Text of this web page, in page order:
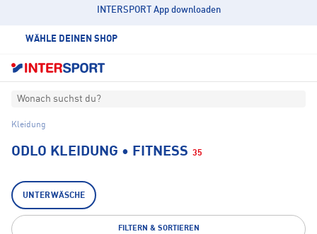
INTERSPORT App downloaden
WÄHLE DEINEN SHOP
Wonach suchst du?
Kleidung
ODLO KLEIDUNG • FITNESS 35
UNTERWÄSCHE
FILTERN & SORTIEREN